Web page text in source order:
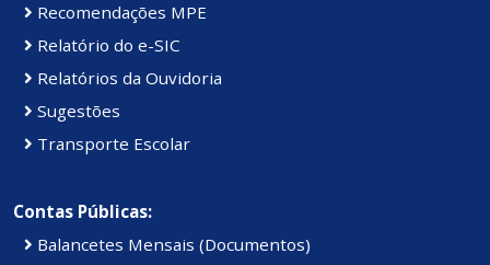
Recomendações MPE
Relatório do e-SIC
Relatórios da Ouvidoria
Sugestões
Transporte Escolar
Contas Públicas:
Balancetes Mensais (Documentos)